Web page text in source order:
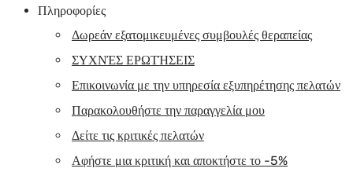
Πληροφορίες
Δωρεάν εξατομικευμένες συμβουλές θεραπείας
ΣΥΧΝΈΣ ΕΡΩΤΉΣΕΙΣ
Επικοινωνία με την υπηρεσία εξυπηρέτησης πελατών
Παρακολουθήστε την παραγγελία μου
Δείτε τις κριτικές πελατών
Αφήστε μια κριτική και αποκτήστε το -5%